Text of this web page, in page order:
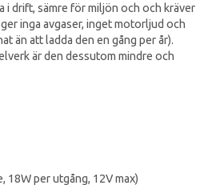
i drift, sämre för miljön och och kräver
inga avgaser, inget motorljud och
än att ladda den en gång per år).
är den dessutom mindre och
18W per utgång, 12V max)